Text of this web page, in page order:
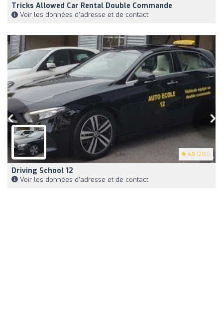
Tricks Allowed Car Rental Double Commande
Voir les données d'adresse et de contact
4.5 (200)
Driving School 12
Voir les données d'adresse et de contact